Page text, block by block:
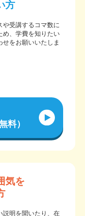
方
や受講するコマ数に
め、学費を知りたい
せをお願いいたしま
料）
気を
説明を聞いたり、在